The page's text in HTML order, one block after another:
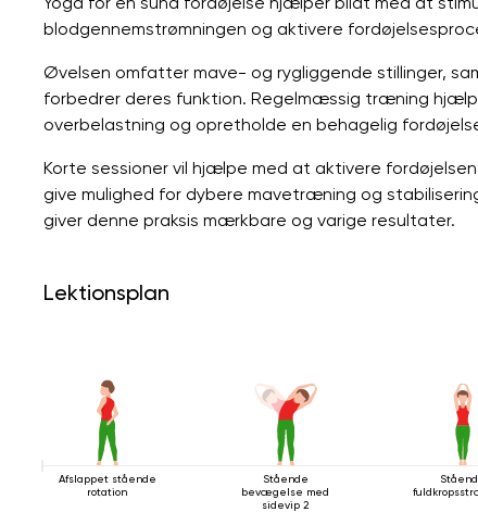
blodgennemstrømningen og aktivere
Øvelsen omfatter mave- og rygliggende stillinger,
forbedrer deres funktion. Regelmæssig træning
overbelastning og opretholde en behagelig
Korte sessioner vil hjælpe med at aktivere
give mulighed for dybere mavetræning og
giver denne praksis mærkbare og varige resultater.
Lektionsplan
Afslappet stående
rotation
Stående
bevægelse med
sidevip 2